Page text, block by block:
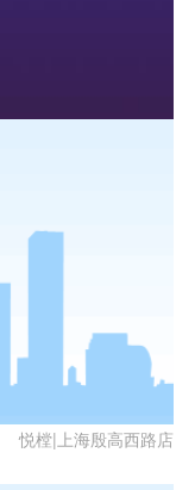
悦樘|上海殷高西路店